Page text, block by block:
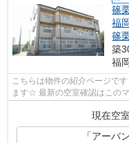
篠
福
篠
築
福
こちらは物件の紹介ページで
ます☆ 最新の空室確認はこの
現在空
「アーバ